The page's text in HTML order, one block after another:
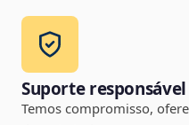
Suporte responsável
Temos compromisso,